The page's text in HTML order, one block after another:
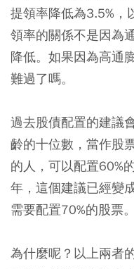
提領率降低為3.5%，
領率的關係不是因為
降低。如果因為高通
難過了嗎。
過去股債配置的建議
齡的十位數，當作股
的人，可以配置60%
年，這個建議已經變
需要配置70%的股票。
為什麼呢？以上兩者